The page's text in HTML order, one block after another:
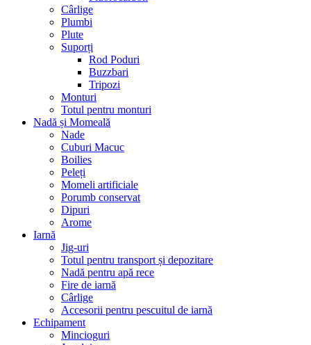
Cârlige
Plumbi
Plute
Suporți
Rod Poduri
Buzzbari
Tripozi
Monturi
Totul pentru monturi
Nadă și Momeală
Nade
Cuburi Macuc
Boilies
Peleți
Momeli artificiale
Porumb conservat
Dipuri
Arome
Iarnă
Jig-uri
Totul pentru transport și depozitare
Nadă pentru apă rece
Fire de iarnă
Cârlige
Accesorii pentru pescuitul de iarnă
Echipament
Mincioguri